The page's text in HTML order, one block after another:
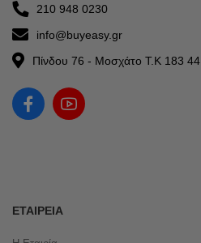
210 948 0230
info@buyeasy.gr
Πίνδου 76 - Μοσχάτο Τ.Κ 183 44
ΕΤΑΙΡΕΊΑ